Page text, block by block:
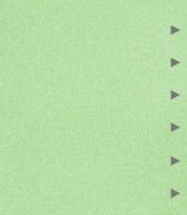
►
►
►
►
►
►